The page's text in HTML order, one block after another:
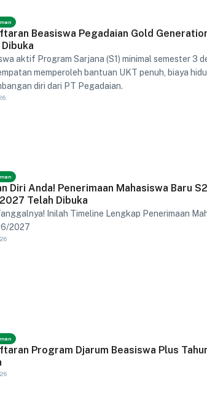
Beasiswa Pegadaian Gold
aktif Program Sarjana (S1) minimal semester 3
memperoleh bantuan UKT penuh, biaya
diri dari PT Pegadaian.
Diri Anda! Penerimaan Mahasiswa Baru
Telah Dibuka
Inilah Timeline Lengkap Penerimaan
2027
Program Djarum Beasiswa Plus